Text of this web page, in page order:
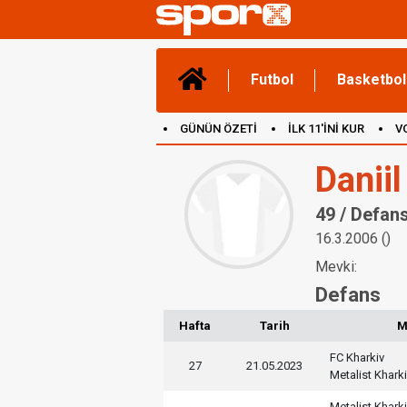
Futbol Basketbol
GÜNÜN ÖZETİ İLK 11'İNİ KUR
49 /
16.3.2006 ()
Mevki:
Defans
Hafta Tarih
27 21.05.2023
FC Kharkiv
Metalist